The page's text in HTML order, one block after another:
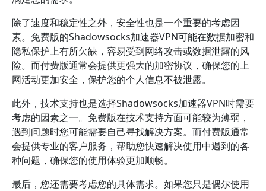
除了速度和稳定性之外，安全性也是一个重要的考虑因
素。免费版的Shadowsocks加速器VPN可能在数据加密和
隐私保护上有所欠缺，容易受到网络攻击或数据泄露的风
险。而付费版通常会提供更强大的加密协议，确保您的上
网活动更加安全，保护您的个人信息不被泄露。
此外，技术支持也是选择Shadowsocks加速器VPN时需要
考虑的因素之一。免费版在技术支持方面可能较为薄弱，
遇到问题时您可能需要自己寻找解决方案。而付费版通常
会提供专业的客户服务，帮助您快速解决使用中遇到的各
种问题，确保您的使用体验更加顺畅。
最后，您还需要考虑您的具体需求。如果您只是偶尔使用